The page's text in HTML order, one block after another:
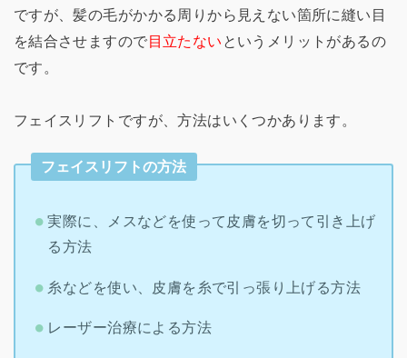
ですが、髪の毛がかかる周りから見えない箇所に縫い目
を結合させますので目立たない というメリットがあるの
です。
フェイスリフトですが、方法はいくつかあります。
フェイスリフトの方法
実際に、メスなどを使って皮膚を切って引き上げ
る方法
糸などを使い、皮膚を糸で引っ張り上げる方法
レーザー治療による方法